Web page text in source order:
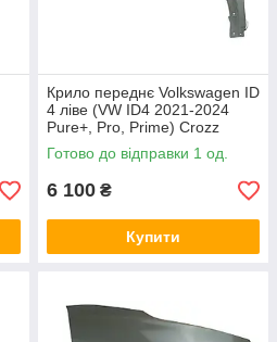
Крило переднє Volkswagen ID
4 ліве (VW ID4 2021-2024
Pure+, Pro, Prime) Crozz
SKADI
Готово до відправки 1 од.
6 100 ₴
Купити